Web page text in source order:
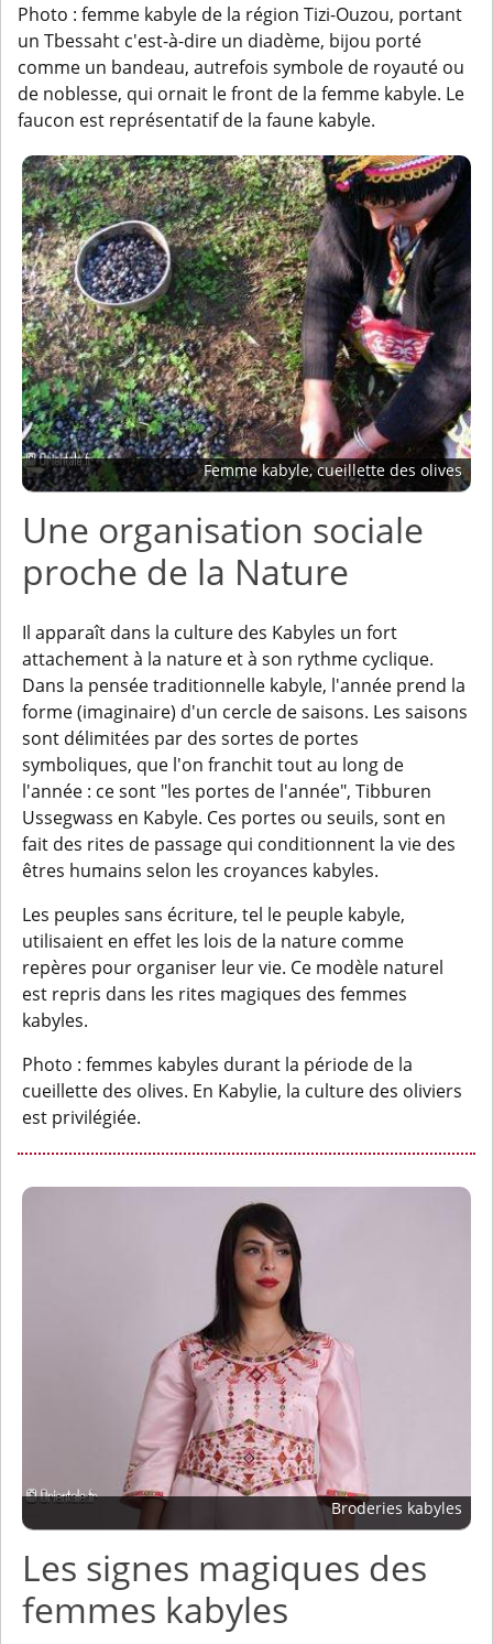
Photo : femme kabyle de la région Tizi-Ouzou, portant
un Tbessaht c'est-à-dire un diadème, bijou porté
comme un bandeau, autrefois symbole de royauté ou
de noblesse, qui ornait le front de la femme kabyle. Le
faucon est représentatif de la faune kabyle.
Femme kabyle, cueillette des olives
Une organisation sociale
proche de la Nature
Il apparaît dans la culture des Kabyles un fort
attachement à la nature et à son rythme cyclique.
Dans la pensée traditionnelle kabyle, l'année prend la
forme (imaginaire) d'un cercle de saisons. Les saisons
sont délimitées par des sortes de portes
symboliques, que l'on franchit tout au long de
l'année : ce sont "les portes de l'année", Tibburen
Ussegwass en Kabyle. Ces portes ou seuils, sont en
fait des rites de passage qui conditionnent la vie des
êtres humains selon les croyances kabyles.
Les peuples sans écriture, tel le peuple kabyle,
utilisaient en effet les lois de la nature comme
repères pour organiser leur vie. Ce modèle naturel
est repris dans les rites magiques des femmes
kabyles.
Photo : femmes kabyles durant la période de la
cueillette des olives. En Kabylie, la culture des oliviers
est privilégiée.
Broderies kabyles
Les signes magiques des
femmes kabyles